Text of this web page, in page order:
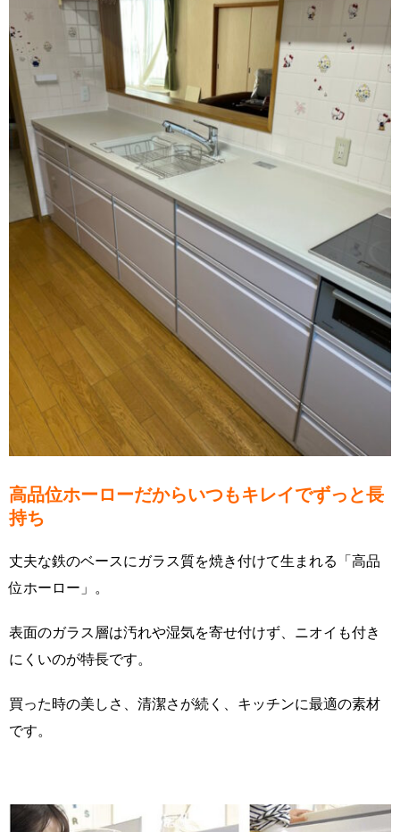
高品位ホーローだからいつもキレイでずっと長
持ち
丈夫な鉄のベースにガラス質を焼き付けて生まれる「高品
位ホーロー」。
表面のガラス層は汚れや湿気を寄せ付けず、ニオイも付き
にくいのが特長です。
買った時の美しさ、清潔さが続く、キッチンに最適の素材
です。